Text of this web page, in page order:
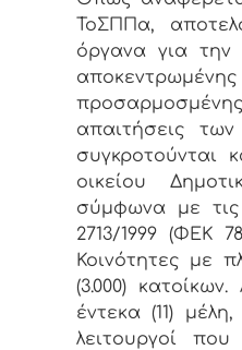
ΤοΣΠΠα,
όργανα για την
απαιτήσεις
συγκροτούνται
οικείου
σύμφωνα με
2713/1999 (ΦΕΚ
Κοινότητες με
(3.000)
έντεκα (11)
λειτουργοί